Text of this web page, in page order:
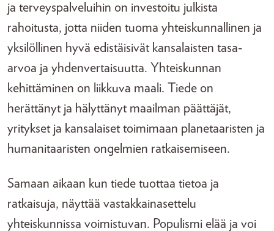
ja terveyspalveluihin on investoitu julkista
rahoitusta, jotta niiden tuoma yhteiskunnallinen ja
yksilöllinen hyvä edistäisivät kansalaisten tasa-
arvoa ja yhdenvertaisuutta. Yhteiskunnan
kehittäminen on liikkuva maali. Tiede on
herättänyt ja hälyttänyt maailman päättäjät,
yritykset ja kansalaiset toimimaan planetaaristen ja
humanitaaristen ongelmien ratkaisemiseen.
Samaan aikaan kun tiede tuottaa tietoa ja
ratkaisuja, näyttää vastakkainasettelu
yhteiskunnissa voimistuvan. Populismi elää ja voi